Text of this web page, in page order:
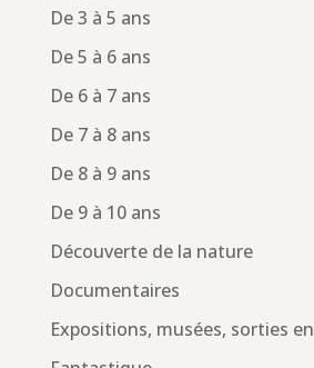
De 3 à 5 ans
De 5 à 6 ans
De 6 à 7 ans
De 7 à 8 ans
De 8 à 9 ans
De 9 à 10 ans
Découverte de la nature
Documentaires
Expositions, musées, sorties